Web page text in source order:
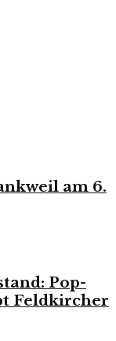
am 6.
Pop-
Feldkircher